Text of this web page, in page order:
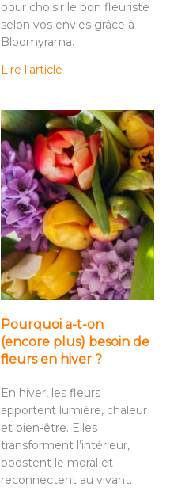
pour choisir le bon fleuriste
selon vos envies grâce à
Bloomyrama.
Lire l'article
Pourquoi a-t-on
(encore plus) besoin de
fleurs en hiver ?
En hiver, les fleurs
apportent lumière, chaleur
et bien-être. Elles
transforment l’intérieur,
boostent le moral et
reconnectent au vivant.